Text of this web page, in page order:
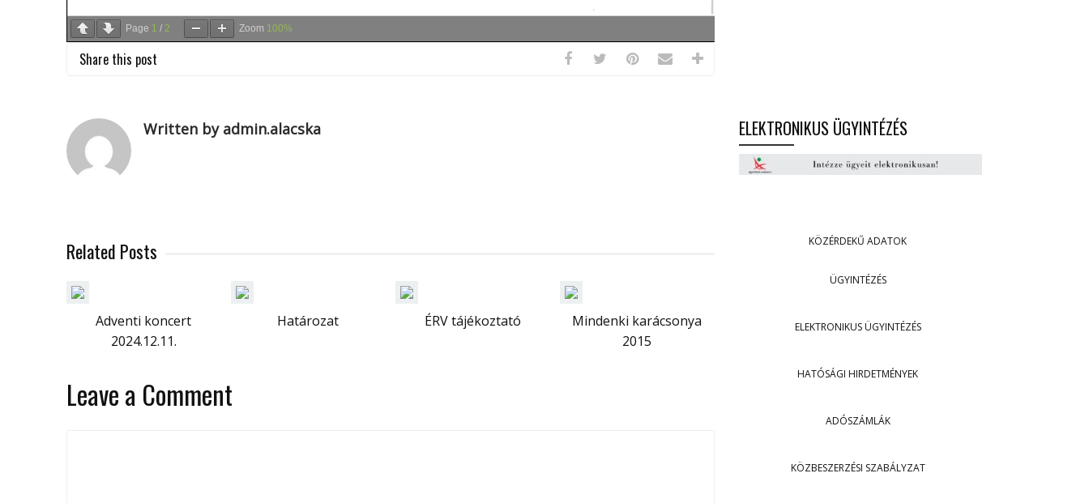
Page 1 / 2 Zoom 100%
Share this post
Written by admin.alacska
Related Posts
Adventi koncert
2024.12.11.
Határozat ÉRV tájékoztató
Mindenki karácsonya
2015
Leave a Comment
ELEKTRONIKUS ÜGYINTÉZÉS
KÖZÉRDEKŰ ADATOK
ÜGYINTÉZÉS
ELEKTRONIKUS ÜGYINTÉZÉS
HATÓSÁGI HIRDETMÉNYEK
ADÓSZÁMLÁK
KÖZBESZERZÉSI SZABÁLYZAT